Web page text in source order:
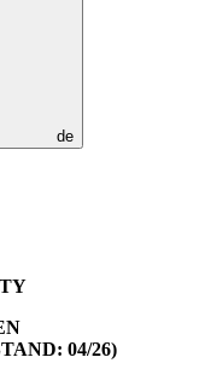
de
04/26)